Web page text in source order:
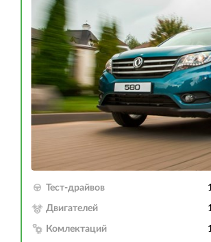
Тест-драйвов 1
Двигателей 1
Комлектаций 1